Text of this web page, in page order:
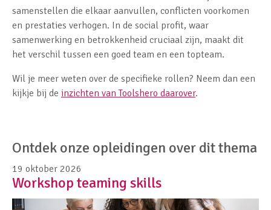
samenstellen die elkaar aanvullen, conflicten voorkomen
en prestaties verhogen. In de social profit, waar
samenwerking en betrokkenheid cruciaal zijn, maakt dit
het verschil tussen een goed team en een topteam.
Wil je meer weten over de specifieke rollen? Neem dan een
kijkje bij de inzichten van Toolshero daarover.
Ontdek onze opleidingen over dit thema
19 oktober 2026
Workshop teaming skills